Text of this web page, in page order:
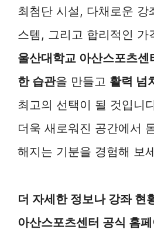
최첨단 시설, 다채로운 강
스템, 그리고 합리적인 가
울산대학교 아산스포츠센
한 습관을 만들고 활력 넘
최고의 선택이 될 것입니
더욱 새로워진 공간에서
해지는 기분을 경험해 보
더 자세한 정보나 강좌 현
아산스포츠센터 공식 홈